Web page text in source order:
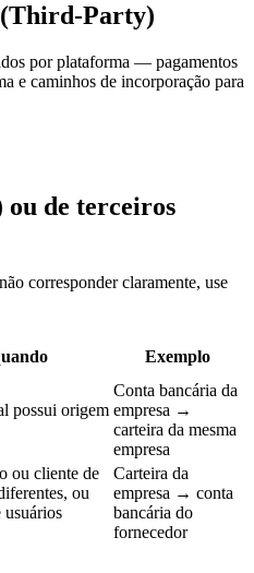
(Third-Party)
por plataforma — pagamentos
e caminhos de incorporação para
de terceiros
corresponder claramente, use
Exemplo
possui origem
Conta bancária da
empresa →
carteira da mesma
empresa
ou cliente de
ou
usuários
Carteira da
empresa → conta
bancária do
fornecedor